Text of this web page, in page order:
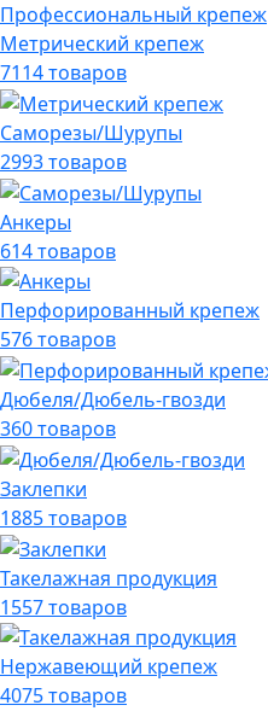
Профессиональный крепеж
Метрический крепеж
7114 товаров
Саморезы/Шурупы
2993 товаров
Анкеры
614 товаров
Перфорированный крепеж
576 товаров
Дюбеля/Дюбель-гвозди
360 товаров
Заклепки
1885 товаров
Такелажная продукция
1557 товаров
Нержавеющий крепеж
4075 товаров